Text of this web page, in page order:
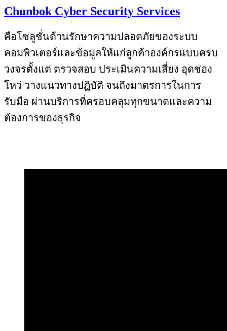
Chunbok Cyber Security Services
คือโซลูชั่นด้านรักษาความปลอดภัยของระบบ
คอมพิวเตอร์และข้อมูลให้แก่ลูกค้าองค์กรแบบครบ
วงจรตั้งแต่ ตรวจสอบ ประเมินความเสี่ยง อุดช่อง
โหว่ วางแนวทางปฏิบัติ จนถึงมาตรการในการ
รับมือ ผ่านบริการที่ครอบคลุมทุกขนาดและความ
ต้องการของธุรกิจ